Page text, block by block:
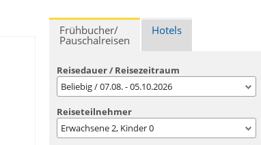
Frühbucher/
Pauschalreisen
Hotels
Reisedauer / Reisezeitraum
Beliebig / 07.08. - 05.10.2026
Reiseteilnehmer
Erwachsene2, Kinder0